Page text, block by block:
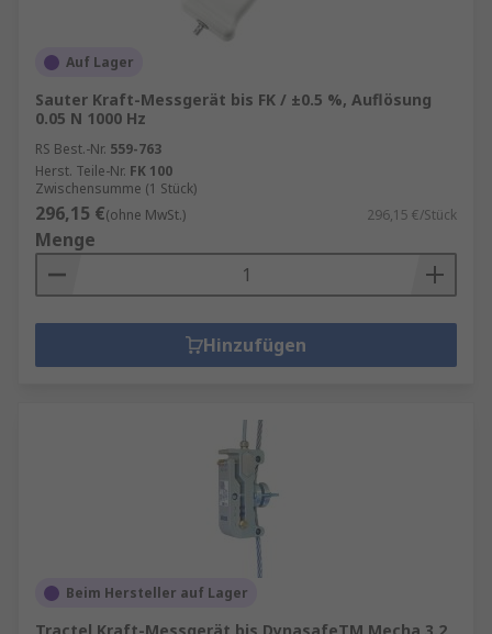
Auf Lager
Sauter Kraft-Messgerät bis FK / ±0.5 %, Auflösung
0.05 N 1000 Hz
RS Best.-Nr. 559-763
Herst. Teile-Nr. FK 100
Zwischensumme (1 Stück)
296,15 €(ohne MwSt.) 296,15 €/Stück
Menge
Hinzufügen
Beim Hersteller auf Lager